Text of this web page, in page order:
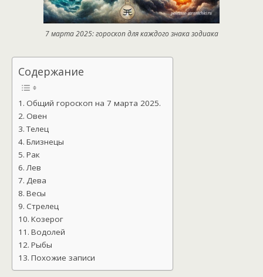
7 марта 2025: гороскоп для каждого знака зодиака
Содержание
Общий гороскоп на 7 марта 2025.
Овен
Телец
Близнецы
Рак
Лев
Дева
Весы
Стрелец
Козерог
Водолей
Рыбы
Похожие записи